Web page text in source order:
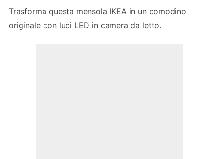
Trasforma questa mensola IKEA in un comodino
originale con luci LED in camera da letto.